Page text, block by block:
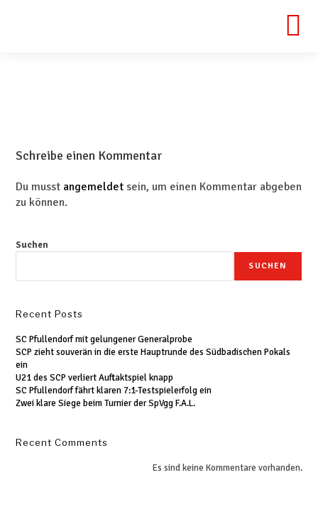
Schreibe einen Kommentar
Du musst angemeldet sein, um einen Kommentar abgeben
zu können.
Suchen
SUCHEN
Recent Posts
SC Pfullendorf mit gelungener Generalprobe
SCP zieht souverän in die erste Hauptrunde des Südbadischen Pokals
ein
U21 des SCP verliert Auftaktspiel knapp
SC Pfullendorf fährt klaren 7:1-Testspielerfolg ein
Zwei klare Siege beim Turnier der SpVgg F.A.L.
Recent Comments
Es sind keine Kommentare vorhanden.